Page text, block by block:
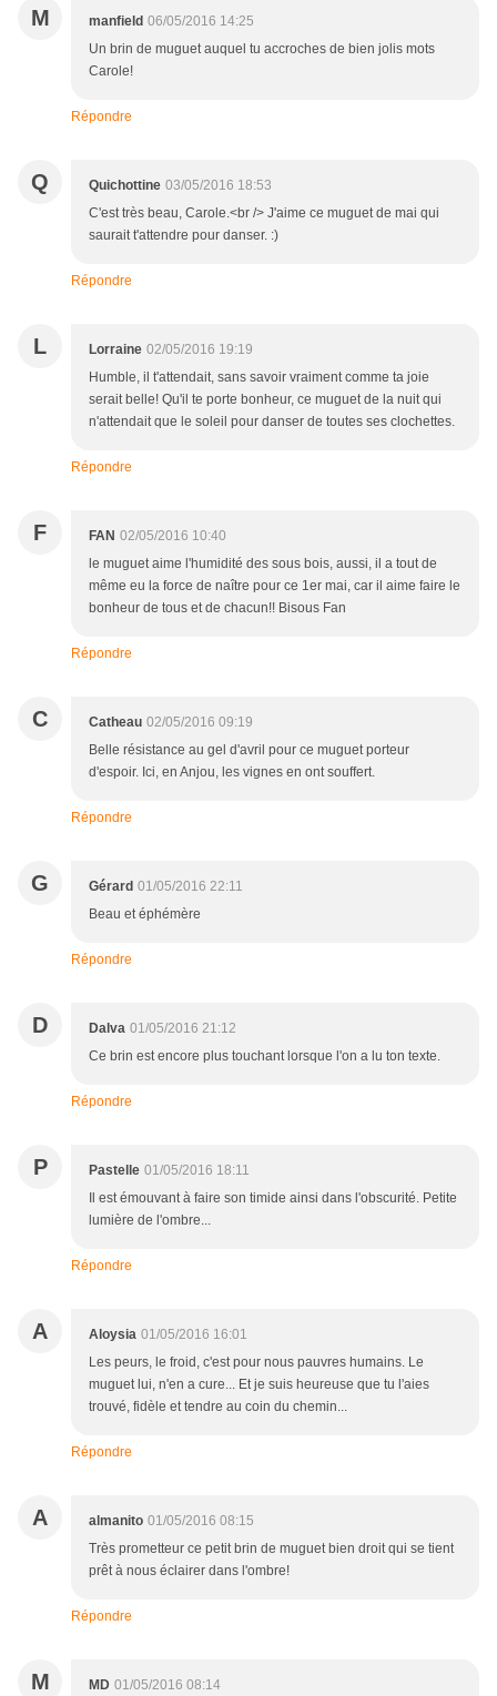
M manfield 06/05/2016 14:25
Un brin de muguet auquel tu accroches de bien jolis mots
Carole!
Répondre
Q Quichottine 03/05/2016 18:53
C'est très beau, Carole.<br /> J'aime ce muguet de mai qui
saurait t'attendre pour danser. :)
Répondre
L Lorraine 02/05/2016 19:19
Humble, il t'attendait, sans savoir vraiment comme ta joie
serait belle! Qu'il te porte bonheur, ce muguet de la nuit qui
n'attendait que le soleil pour danser de toutes ses clochettes.
Répondre
F FAN 02/05/2016 10:40
le muguet aime l'humidité des sous bois, aussi, il a tout de
même eu la force de naître pour ce 1er mai, car il aime faire le
bonheur de tous et de chacun!! Bisous Fan
Répondre
C Catheau 02/05/2016 09:19
Belle résistance au gel d'avril pour ce muguet porteur
d'espoir. Ici, en Anjou, les vignes en ont souffert.
Répondre
G Gérard 01/05/2016 22:11
Beau et éphémère
Répondre
D Dalva 01/05/2016 21:12
Ce brin est encore plus touchant lorsque l'on a lu ton texte.
Répondre
P Pastelle 01/05/2016 18:11
Il est émouvant à faire son timide ainsi dans l'obscurité. Petite
lumière de l'ombre...
Répondre
A Aloysia 01/05/2016 16:01
Les peurs, le froid, c'est pour nous pauvres humains. Le
muguet lui, n'en a cure... Et je suis heureuse que tu l'aies
trouvé, fidèle et tendre au coin du chemin...
Répondre
A almanito 01/05/2016 08:15
Très prometteur ce petit brin de muguet bien droit qui se tient
prêt à nous éclairer dans l'ombre!
Répondre
M MD 01/05/2016 08:14